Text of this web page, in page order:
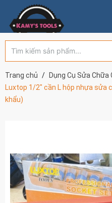
Trang chủ Dụng Cụ Sửa Chữa
Luxtop 1/2" cần L hộp nhựa sửa
khẩu)